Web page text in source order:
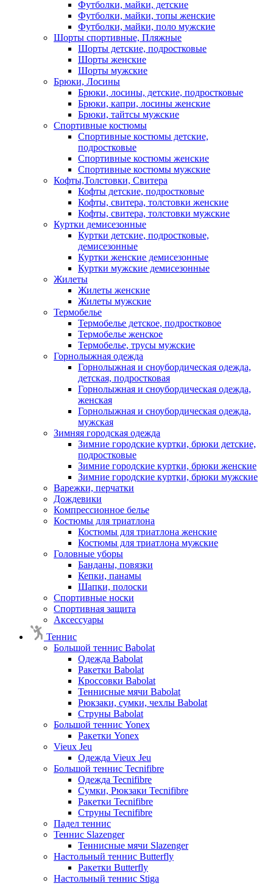
Футболки, майки, детские
Футболки, майки, топы женские
Футболки, майки, поло мужские
Шорты спортивные, Пляжные
Шорты детские, подростковые
Шорты женские
Шорты мужские
Брюки, Лосины
Брюки, лосины, детские, подростковые
Брюки, капри, лосины женские
Брюки, тайтсы мужские
Спортивные костюмы
Спортивные костюмы детские,
подростковые
Спортивные костюмы женские
Спортивные костюмы мужские
Кофты,Толстовки, Свитера
Кофты детские, подростковые
Кофты, свитера, толстовки женские
Кофты, свитера, толстовки мужские
Куртки демисезонные
Куртки детские, подростковые,
демисезонные
Куртки женские демисезонные
Куртки мужские демисезонные
Жилеты
Жилеты женские
Жилеты мужские
Термобелье
Термобелье детское, подростковое
Термобелье женское
Термобелье, трусы мужские
Горнолыжная одежда
Горнолыжная и сноубордическая одежда,
детская, подростковая
Горнолыжная и сноубордическая одежда,
женская
Горнолыжная и сноубордическая одежда,
мужская
Зимняя городская одежда
Зимние городские куртки, брюки детские,
подростковые
Зимние городские куртки, брюки женские
Зимние городские куртки, брюки мужские
Варежки, перчатки
Дождевики
Компрессионное белье
Костюмы для триатлона
Костюмы для триатлона женские
Костюмы для триатлона мужские
Головные уборы
Банданы, повязки
Кепки, панамы
Шапки, полоски
Спортивные носки
Спортивная защита
Аксессуары
Теннис
Большой теннис Babolat
Одежда Babolat
Ракетки Babolat
Кроссовки Babolat
Теннисные мячи Babolat
Рюкзаки, сумки, чехлы Babolat
Струны Babolat
Большой теннис Yonex
Ракетки Yonex
Vieux Jeu
Одежда Vieux Jeu
Большой теннис Tecnifibre
Одежда Tecnifibre
Сумки, Рюкзаки Tecnifibre
Ракетки Tecnifibre
Струны Tecnifibre
Падел теннис
Теннис Slazenger
Теннисные мячи Slazenger
Настольный теннис Butterfly
Ракетки Butterfly
Настольный теннис Stiga